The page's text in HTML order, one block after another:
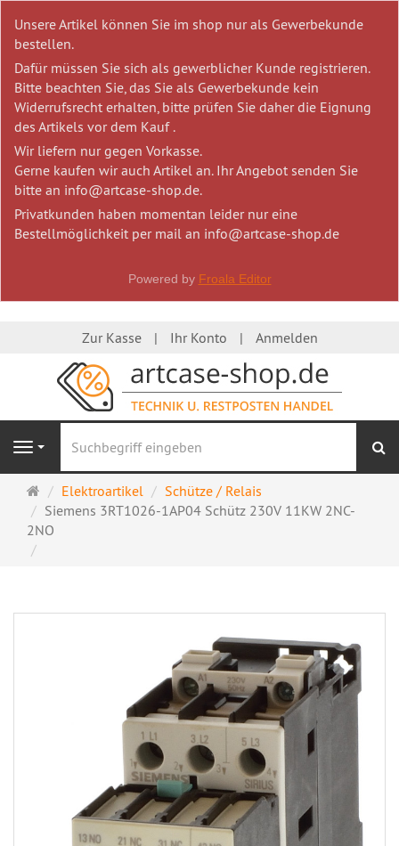
Unsere Artikel können Sie im shop nur als Gewerbekunde
bestellen.
Dafür müssen Sie sich als gewerblicher Kunde registrieren.
Bitte beachten Sie, das Sie als Gewerbekunde kein
Widerrufsrecht erhalten, bitte prüfen Sie daher die Eignung
des Artikels vor dem Kauf .
Wir liefern nur gegen Vorkasse.
Gerne kaufen wir auch Artikel an. Ihr Angebot senden Sie
bitte an info@artcase-shop.de.
Privatkunden haben momentan leider nur eine
Bestellmöglichkeit per mail an info@artcase-shop.de
Powered by Froala Editor
Zur Kasse Ihr Konto Anmelden
Navigation
Startseite
Elektroartikel
Schütze / Relais
Siemens 3RT1026-1AP04 Schütz 230V 11KW 2NC-
2NO